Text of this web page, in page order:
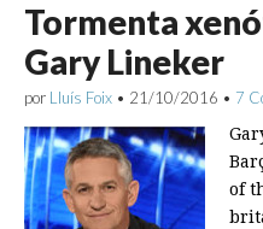
Tormenta
Gary Lineker
por Lluís Foix • 21/10/2016 • 7
of